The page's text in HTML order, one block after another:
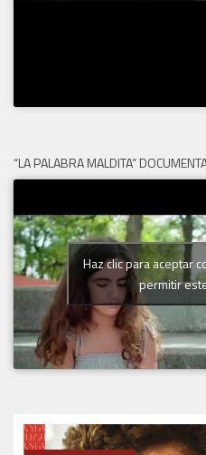
“LA PALABRA MALDITA”
Haz clic para aceptar
permitir